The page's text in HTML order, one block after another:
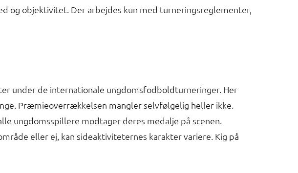
og objektivitet. Der arbejdes kun med turneringsreglementer,
under de internationale ungdomsfodboldturneringer. Her
Præmieoverrækkelsen mangler selvfølgelig heller ikke.
ungdomsspillere modtager deres medalje på scenen.
eller ej, kan sideaktiviteternes karakter variere. Kig på